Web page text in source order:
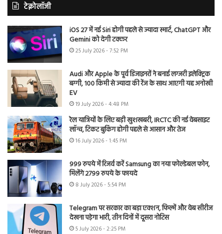
टेक्नोलॉजी
iOS 27 में नई Siri होगी पहले से ज्यादा स्मार्ट, ChatGPT और
Gemini को देगी टक्कर
25 July 2026 - 7:52 PM
Audi और Apple के पूर्व डिजाइनरों ने बनाई लग्जरी इलेक्ट्रिक
बग्गी, 100 किमी से ज्यादा की रेंज के साथ आएगी यह अनोखी
EV
19 July 2026 - 4:48 PM
रेल यात्रियों के लिए बड़ी खुशखबरी, IRCTC की नई वेबसाइट
लॉन्च, टिकट बुकिंग होगी पहले से आसान और तेज
16 July 2026 - 1:45 PM
999 रुपये में रिजर्व करें Samsung का नया फोल्डेबल फोन,
मिलेंगे 2799 रुपये के फायदे
8 July 2026 - 5:54 PM
Telegram पर सरकार का बड़ा एक्शन, फिल्में और वेब सीरीज
देखना पड़ेगा भारी, तीन दिनों में दूसरा नोटिस
5 July 2026 - 2:25 PM